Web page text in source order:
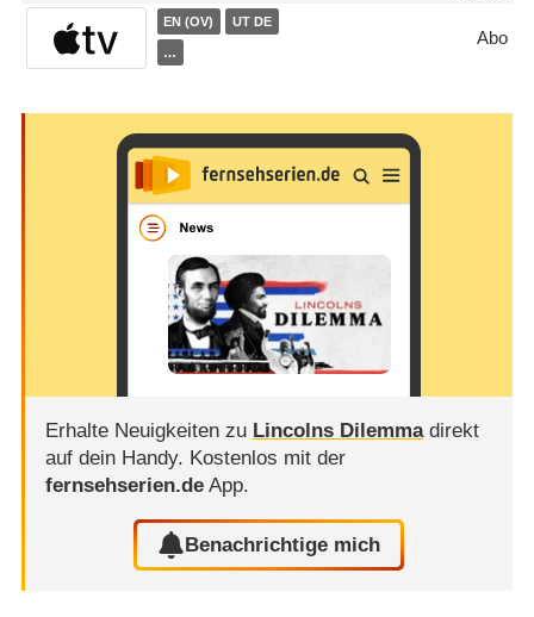
EN (OV) UT DE
…
Abo
Erhalte Neuigkeiten zu Lincolns Dilemmadirekt
auf dein Handy. Kostenlos mit der
fernsehserien.deApp.
Benachrichtige mich